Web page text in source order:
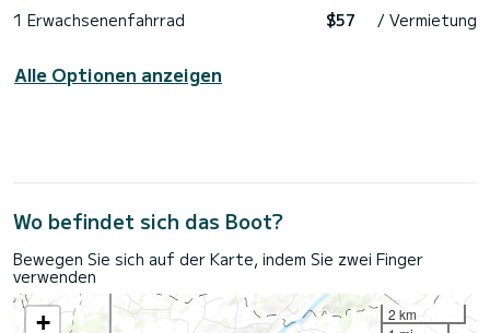
1 Erwachsenenfahrrad $57 / Vermietung
Alle Optionen anzeigen
Wo befindet sich das Boot?
Bewegen Sie sich auf der Karte, indem Sie zwei Finger
verwenden
+
2 km